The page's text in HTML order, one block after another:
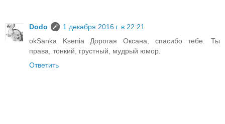
Dodo
1 декабря 2016 г. в 22:21
okSanka Ksenia Дорогая Оксана, спасибо тебе. Ты
права, тонкий, грустный, мудрый юмор.
Ответить